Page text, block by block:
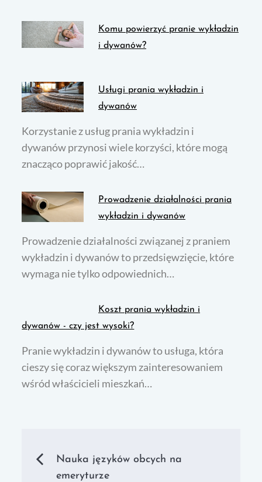
Komu powierzyć pranie wykładzin
i dywanów?
Usługi prania wykładzin i
dywanów
Korzystanie z usług prania wykładzin i
dywanów przynosi wiele korzyści, które mogą
znacząco poprawić jakość…
Prowadzenie działalności prania
wykładzin i dywanów
Prowadzenie działalności związanej z praniem
wykładzin i dywanów to przedsięwzięcie, które
wymaga nie tylko odpowiednich…
Koszt prania wykładzin i
dywanów - czy jest wysoki?
Pranie wykładzin i dywanów to usługa, która
cieszy się coraz większym zainteresowaniem
wśród właścicieli mieszkań…
Nawigacja
Nauka języków obcych na
emeryturze